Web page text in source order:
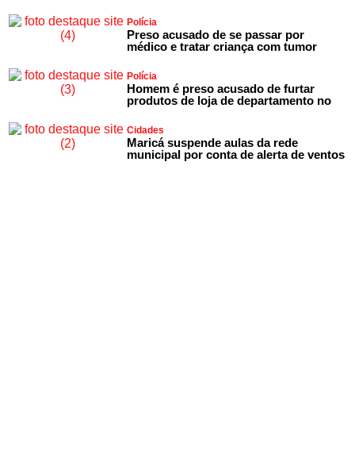
Polícia
Preso acusado de se passar por
médico e tratar criança com tumor
Polícia
Homem é preso acusado de furtar
produtos de loja de departamento no
Cidades
Maricá suspende aulas da rede
municipal por conta de alerta de ventos